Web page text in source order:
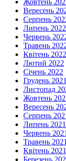
Жовтень
Вересень
Серпень
Липень 2022
Червень
Травень
Квітень 2022
Лютий 2022
Січень 2022
Грудень 2021
Листопад
Жовтень
Вересень
Серпень
Липень 2021
Червень 2021
Травень 2021
Квітень 2021
Березень